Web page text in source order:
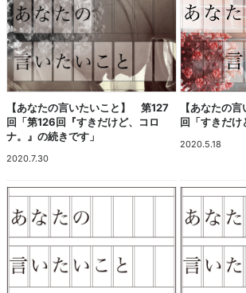
【あなたの言いたいこと】 第127
回「第126回『すきだけど、コロ
ナ。』の続きです」
2020.7.30
【あなたの
回「すきだけ
2020.5.18